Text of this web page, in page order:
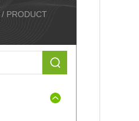
/ PRODUCT